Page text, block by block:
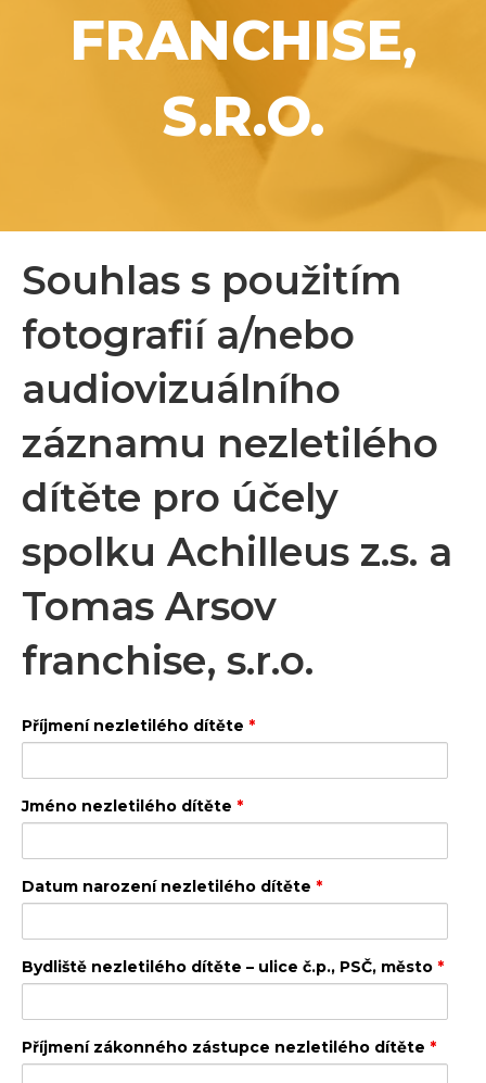
FRANCHISE,
S.R.O.
Souhlas s použitím
fotografií a/nebo
audiovizuálního
záznamu nezletilého
dítěte pro účely
spolku Achilleus z.s. a
Tomas Arsov
franchise, s.r.o.
Příjmení nezletilého dítěte *
Jméno nezletilého dítěte *
Datum narození nezletilého dítěte *
Bydliště nezletilého dítěte – ulice č.p., PSČ, město *
Příjmení zákonného zástupce nezletilého dítěte *